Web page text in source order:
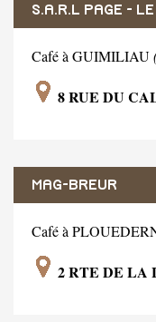
S.A.R.L PAGE -
Café à GUIMILIAU
8 RUE DU
MAG-BREUR
Café à
2 RTE DE LA